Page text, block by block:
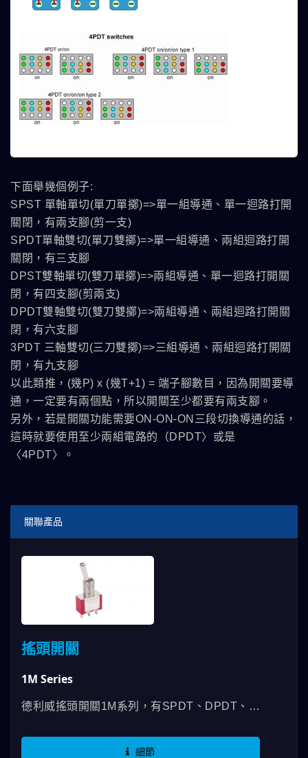
下面舉幾個例子:
SPST 單軸單切(單刀單擲)=>單一組導通、單一迴路打開
關閉，有兩支腳(剪一支)
SPDT單軸雙切(單刀雙擲)=>單一組導通、兩組迴路打開
關閉，有三支腳
DPST雙軸單切(雙刀單擲)=>兩組導通、單一迴路打開關
閉，有四支腳(剪兩支)
DPDT雙軸雙切(雙刀雙擲)=>兩組導通、兩組迴路打開關
閉，有六支腳
3PDT 三軸雙切(三刀雙擲)=>三組導通、兩組迴路打開關
閉，有九支腳
以此類推，(幾P) x (幾T+1) = 端子腳數目，因為開關要導
通，一定要有兩個點，所以開關至少都要有兩支腳。
另外，若是開關功能需要ON-ON-ON三段切換導通的話，
這時就要使用至少兩組電路的（DPDT〉或是
〈4PDT〉。
關聯產品
搖頭開關
1M Series
德利威搖頭開關1M系列，有SPDT、DPDT、
到5A，擁有UL認證並符合RoHS規範，在搖頭
細節